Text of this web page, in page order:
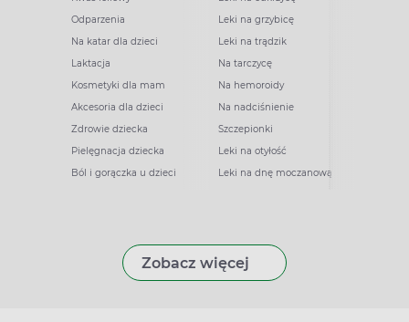
Odparzenia
Na katar dla dzieci
Laktacja
Kosmetyki dla mam
Akcesoria dla dzieci
Zdrowie dziecka
Pielęgnacja dziecka
Ból i gorączka u dzieci
Leki na grzybicę
Leki na trądzik
Na tarczycę
Na hemoroidy
Na nadciśnienie
Szczepionki
Leki na otyłość
Leki na dnę moczanową
Zobacz więcej